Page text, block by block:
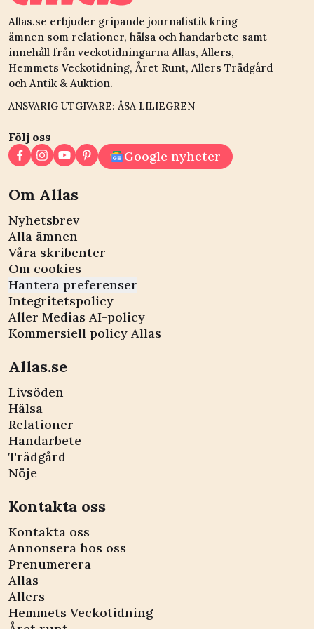
Allas.se erbjuder gripande journalistik kring
ämnen som relationer, hälsa och handarbete samt
innehåll från veckotidningarna Allas, Allers,
Hemmets Veckotidning, Året Runt, Allers Trädgård
och Antik & Auktion.
ANSVARIG UTGIVARE: ÅSA LILIEGREN
Följ oss
Google nyheter
Om Allas
Nyhetsbrev
Alla ämnen
Våra skribenter
Om cookies
Hantera preferenser
Integritetspolicy
Aller Medias AI-policy
Kommersiell policy Allas
Allas.se
Livsöden
Hälsa
Relationer
Handarbete
Trädgård
Nöje
Kontakta oss
Kontakta oss
Annonsera hos oss
Prenumerera
Allas
Allers
Hemmets Veckotidning